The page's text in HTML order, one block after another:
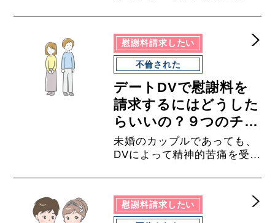
き、子どもの連れ去り問題が
後を絶ちません。子どもの意
思に関係なく一方的に連れ去
る行為は、子どもに不安や混
乱を与え、重大な不利益を及
ぼしかねません。このコラム
では、離婚協議中の子どもの
連れ去りは違法なのか、親権
争いに与える影響について弁
護士が解説します。
慰謝料請求したい
不倫された
デートDVで慰謝料を
請求するにはどうした
らいいの？９つのチェ
ックリスト付き
未婚のカップルであっても、
DVによって精神的苦痛を受け
ことが可能です。一般的に慰
謝料を請求するには、まず相
手と話し合うことが考えられ
慰謝料請求したい